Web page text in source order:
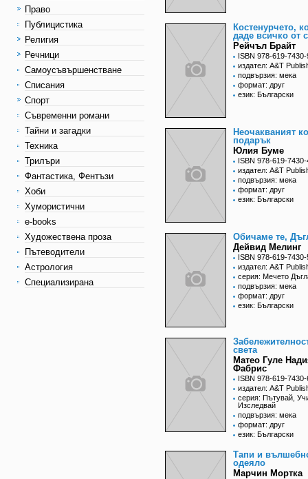
Право
Публицистика
Религия
Речници
Самоусъвършенстване
Списания
Спорт
Съвременни романи
Тайни и загадки
Техника
Трилъри
Фантастика, Фентъзи
Хоби
Хумористични
e-books
Художествена проза
Пътеводители
Астрология
Специализирана
Костенурчето,
даде всичко от
Рейчъл Брайт
ISBN 978-619-
издател: A&T
подвързия: мека
формат: друг
език: Български
Неочакваният
подарък
Юлия Буме
ISBN 978-619-
издател: A&T
подвързия: мека
формат: друг
език: Български
Обичаме те,
Дейвид Мелинг
ISBN 978-619-
издател: A&T
серия: Мечето
подвързия: мека
формат: друг
език: Български
света
Матео Гуле
Фабрис
ISBN 978-619-
издател: A&T
серия: Пътувай,
Изследвай
подвързия: мека
формат: друг
език: Български
Тапи и
одеяло
Марчин Мортка